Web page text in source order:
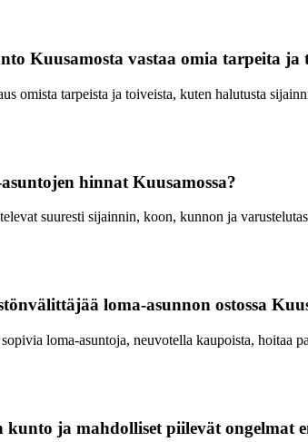
Kuusamosta vastaa omia tarpeita ja
omista tarpeista ja toiveista, kuten halutusta
hinnat Kuusamossa?
suuresti sijainnin, koon, kunnon ja
loma-asunnon ostossa
loma-asuntoja, neuvotella kaupoista, hoitaa
ja mahdolliset piilevät ongelmat